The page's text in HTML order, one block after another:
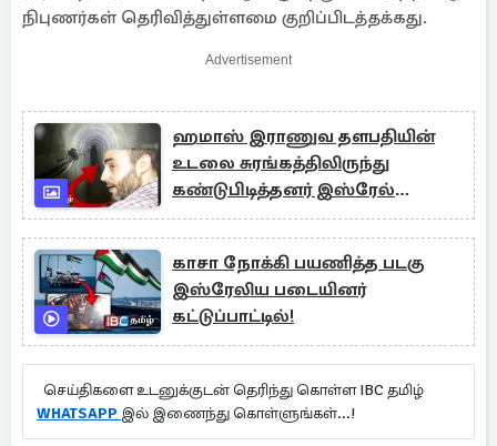
நிபுணர்கள் தெரிவித்துள்ளமை குறிப்பிடத்தக்கது.
Advertisement
ஹமாஸ் இராணுவ தளபதியின்
உடலை சுரங்கத்திலிருந்து
கண்டுபிடித்தனர் இஸ்ரேல்
படையினர்
காசா நோக்கி பயணித்த படகு
இஸ்ரேலிய படையினர்
கட்டுப்பாட்டில்!
செய்திகளை உடனுக்குடன் தெரிந்து கொள்ள IBC தமிழ்
WHATSAPP இல் இணைந்து கொள்ளுங்கள்...!